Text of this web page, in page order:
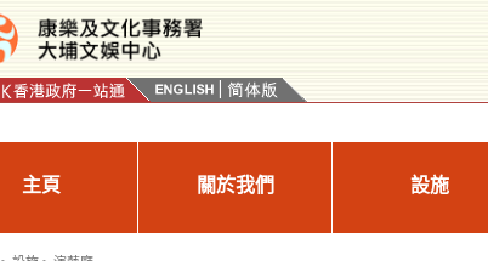
主頁 關於我們 設施